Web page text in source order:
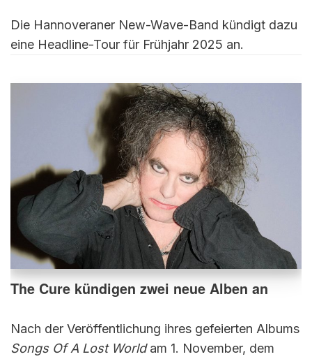
Die Hannoveraner New-Wave-Band kündigt dazu
eine Headline-Tour für Frühjahr 2025 an.
The Cure kündigen zwei neue Alben an
Nach der Veröffentlichung ihres gefeierten Albums
Songs Of A Lost Worldam 1. November, dem